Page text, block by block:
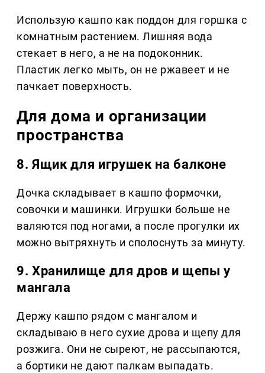
Использую кашпо как поддон для горшка с
комнатным растением. Лишняя вода
стекает в него, а не на подоконник.
Пластик легко мыть, он не ржавеет и не
пачкает поверхность.
Для дома и организации
пространства
8. Ящик для игрушек на балконе
Дочка складывает в кашпо формочки,
совочки и машинки. Игрушки больше не
валяются под ногами, а после прогулки их
можно вытряхнуть и сполоснуть за минуту.
9. Хранилище для дров и щепы у
мангала
Держу кашпо рядом с мангалом и
складываю в него сухие дрова и щепу для
розжига. Они не сыреют, не рассыпаются,
а бортики не дают палкам выпадать.